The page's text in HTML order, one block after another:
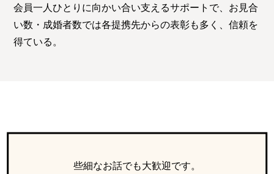
会員一人ひとりに向かい合い支えるサポートで、お見合
い数・成婚者数では各提携先からの表彰も多く、信頼を
得ている。
些細なお話でも大歓迎です。